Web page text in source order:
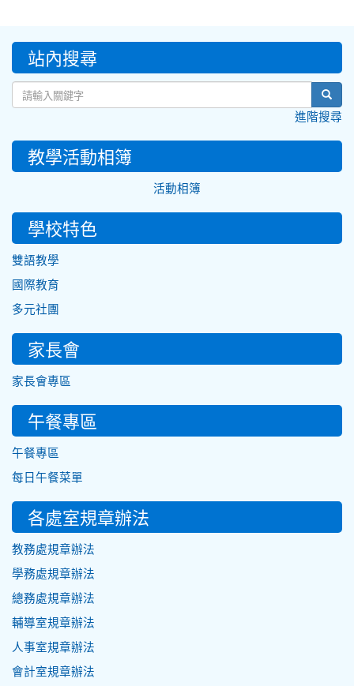
::: 站內搜尋
進階搜尋
教學活動相簿
活動相簿
學校特色
雙語教學
國際教育
多元社團
家長會
家長會專區
午餐專區
午餐專區
每日午餐菜單
各處室規章辦法
教務處規章辦法
學務處規章辦法
總務處規章辦法
輔導室規章辦法
人事室規章辦法
會計室規章辦法